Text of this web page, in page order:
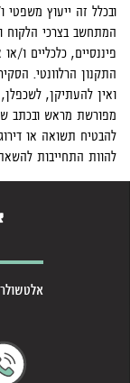
ובכלל זה ייעוץ משפטי
המתחשב בצרכי הלקוח
פיננסיים, כלכליים ו/
התקנון הרלוונטי.
ואין להעתיקן,
מפורשת מראש ובכתב
להבטיח תשואה או
להוות התחייבות